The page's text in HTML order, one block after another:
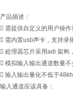
产品描述：
 需提供自定义的用户操作
 需内置usb声卡，支持录
 处理器芯片采用adi 架构
 模拟输入输出通道数量不
 输入输出量化不低于
输入通道应该具备：